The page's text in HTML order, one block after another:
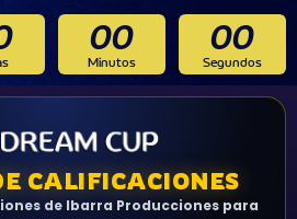
00
Minutos
00
Segundos
CALIFICACIONES
de Ibarra Producciones para